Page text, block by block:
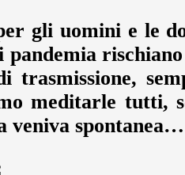
gli uomini e le
pandemia
trasmissione,
meditarle tutti,
veniva spontanea…